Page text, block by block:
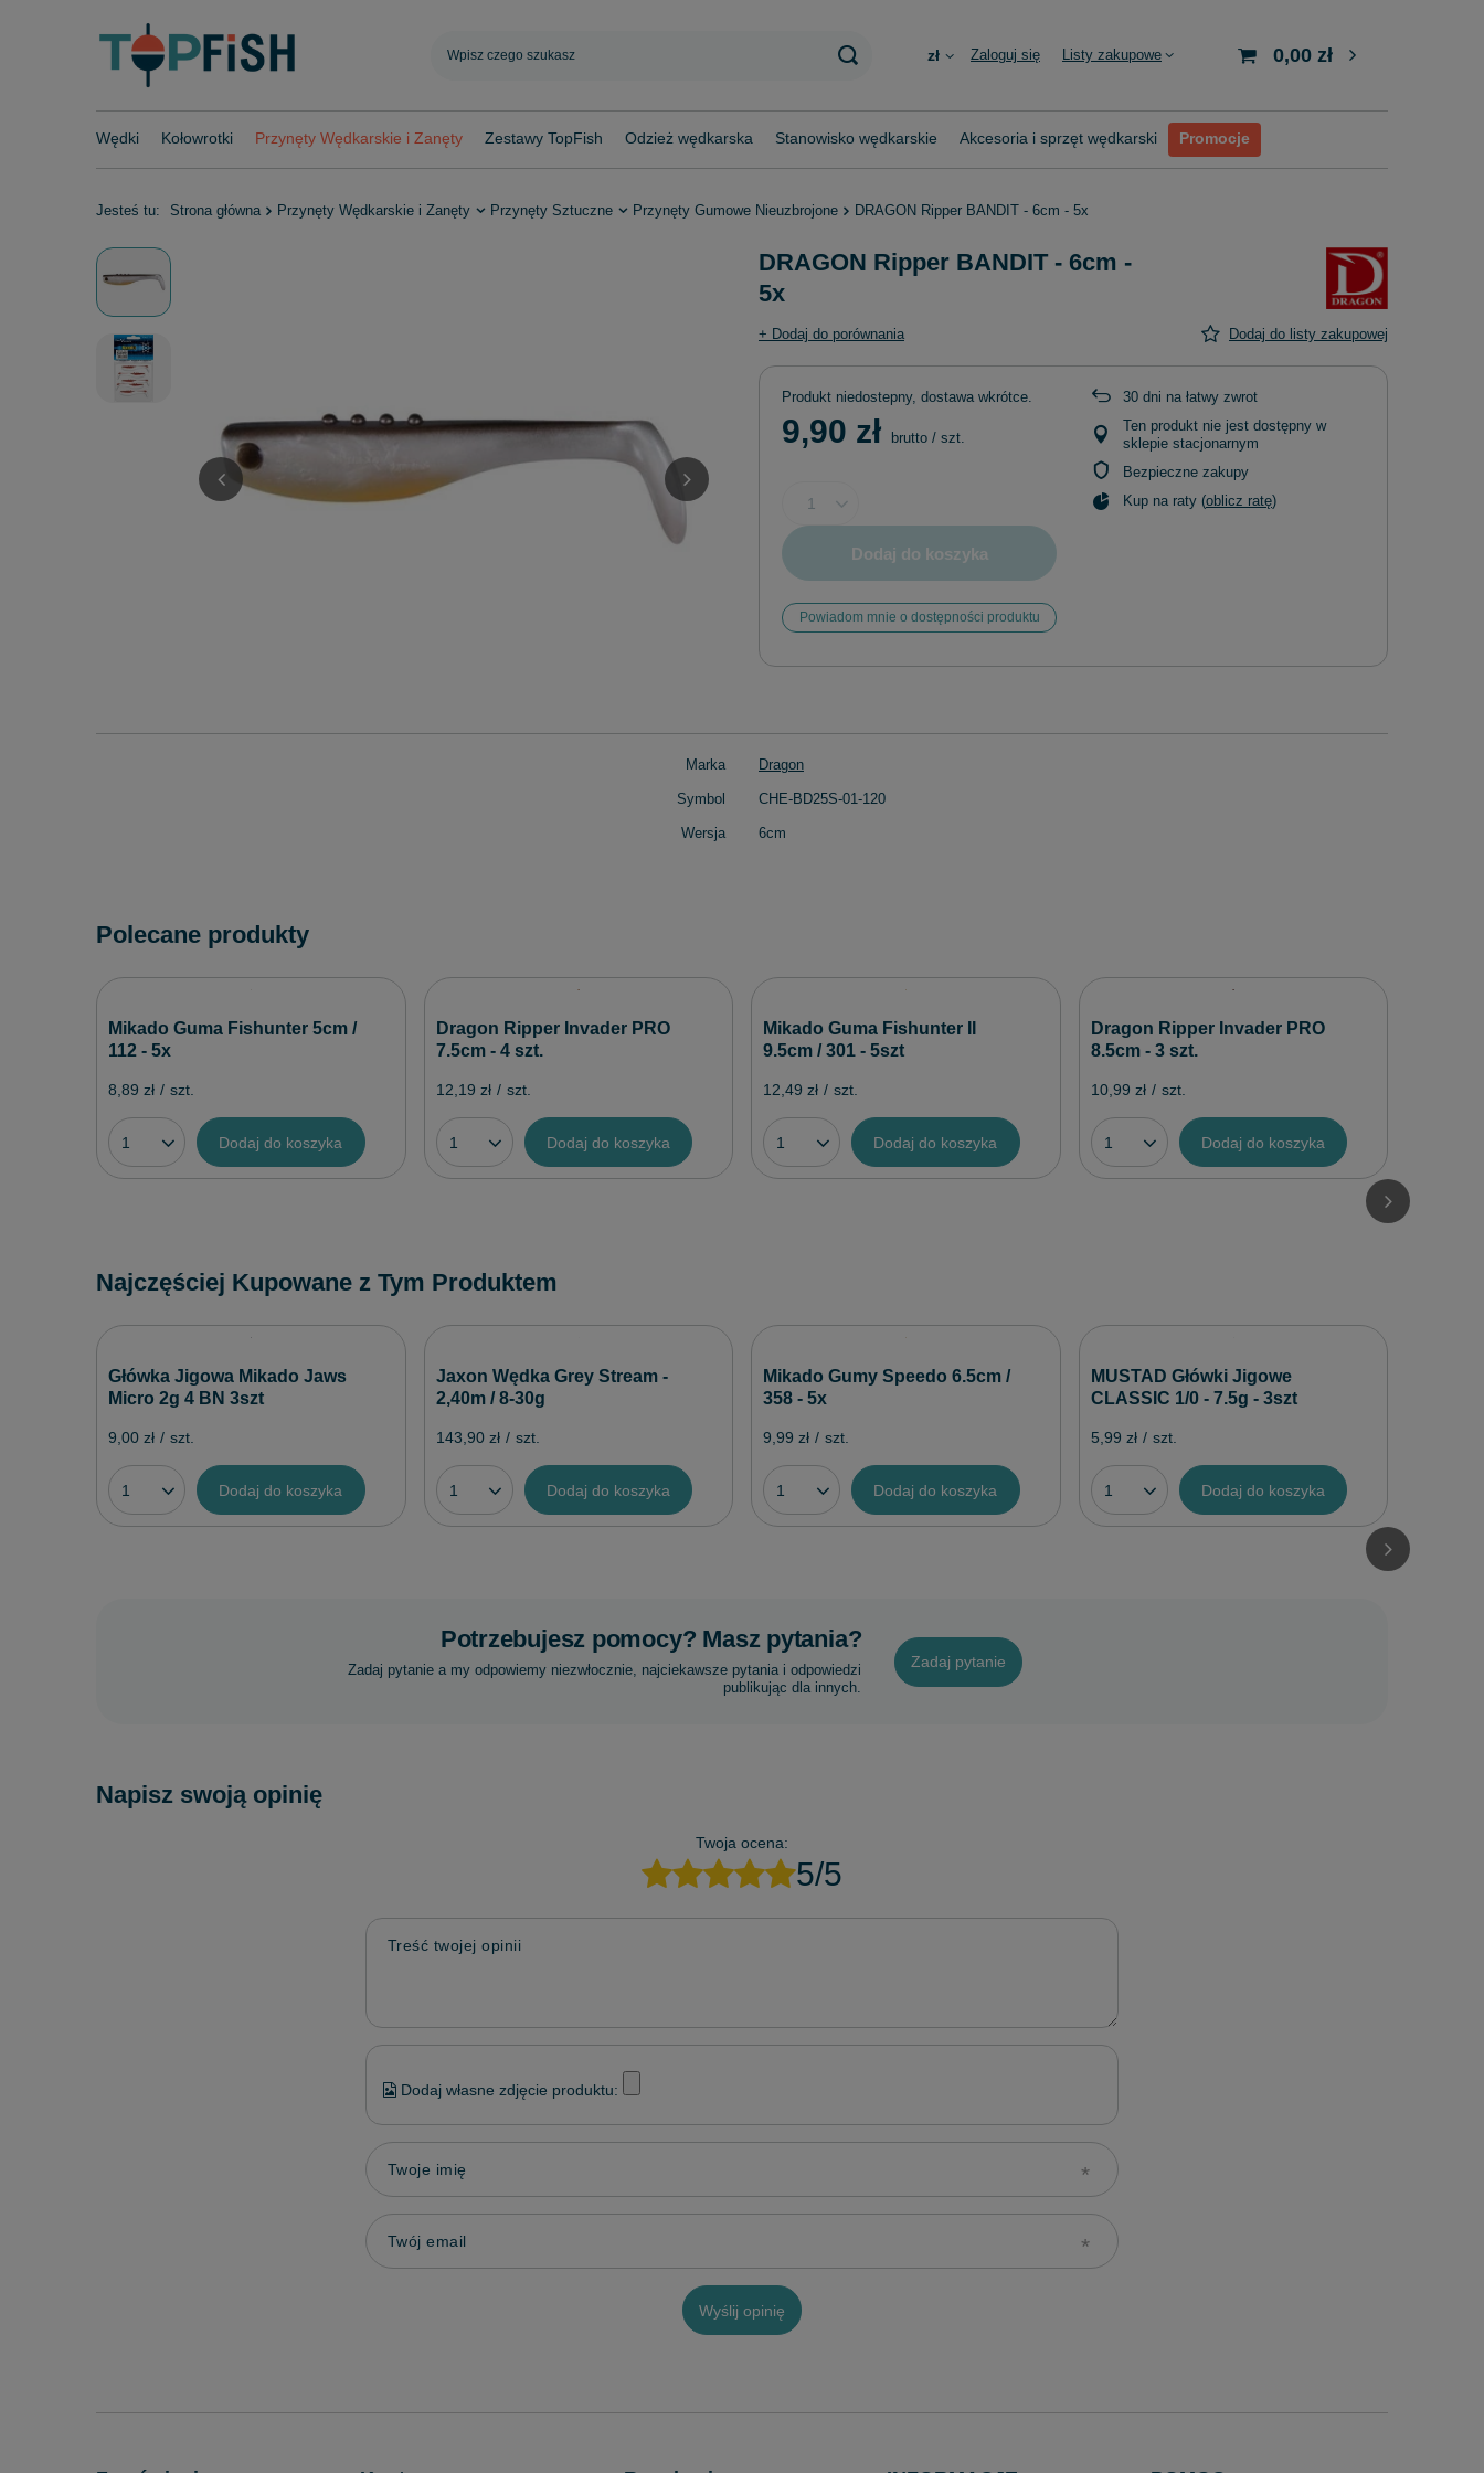
zł Zaloguj się Listy zakupowe 0,00 zł
Wędki Kołowrotki Przynęty Wędkarskie i Zanęty Zestawy TopFish Odzież wędkarska Stanowisko wędkarskie Akcesoria i sprzęt wędkarski Promocje
Jesteś tu: Strona główna Przynęty Wędkarskie i Zanęty Przynęty Sztuczne Przynęty Gumowe Nieuzbrojone DRAGON Ripper BANDIT - 6cm - 5x
DRAGON Ripper BANDIT - 6cm -
5x
+ Dodaj do porównania Dodaj do listy zakupowej
Produkt niedostepny, dostawa wkrótce
9,90 zł brutto / szt.
Dodaj do koszyka
Powiadom mnie o dostępności produktu
30 dni na łatwy zwrot
Ten produkt nie jest dostępny w
sklepie stacjonarnym
Bezpieczne zakupy
Kup na raty (oblicz ratę)
Marka Dragon
Symbol CHE-BD25S-01-120
Wersja 6cm
Polecane produkty
Mikado Guma Fishunter 5cm /
112 - 5x
8,89 zł / szt.
Dodaj do koszyka
Dragon Ripper Invader PRO
7.5cm - 4 szt.
12,19 zł / szt.
Dodaj do koszyka
Mikado Guma Fishunter II
9.5cm / 301 - 5szt
12,49 zł / szt.
Dodaj do koszyka
Dragon Ripper Invader PRO
8.5cm - 3 szt.
10,99 zł / szt.
Dodaj do koszyka
Najczęściej Kupowane z Tym Produktem
Główka Jigowa Mikado Jaws
Micro 2g 4 BN 3szt
9,00 zł / szt.
Dodaj do koszyka
Jaxon Wędka Grey Stream -
2,40m / 8-30g
143,90 zł / szt.
Dodaj do koszyka
Mikado Gumy Speedo 6.5cm /
358 - 5x
9,99 zł / szt.
Dodaj do koszyka
MUSTAD Główki Jigowe
CLASSIC 1/0 - 7.5g - 3szt
5,99 zł / szt.
Dodaj do koszyka
Potrzebujesz pomocy? Masz pytania?
Zadaj pytanie a my odpowiemy niezwłocznie, najciekawsze pytania i odpowiedzi
publikując dla innych.
Zadaj pytanie
Napisz swoją opinię
Twoja ocena:
5/5
Treść twojej opinii
Dodaj własne zdjęcie produktu:
Twoje imię
Twój email
Wyślij opinię